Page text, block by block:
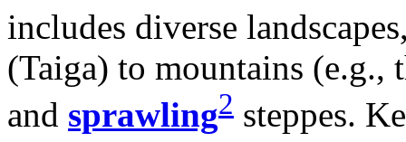
includes diverse
(Taiga) to mountains (e.g.,
and sprawling2 steppes.